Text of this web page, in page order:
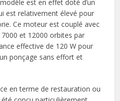
est en effet doté d’un
est relativement élevé pour
Ce moteur est couplé avec
et 12000 orbites par
effective de 120 W pour
ponçage sans effort et
en terme de restauration ou